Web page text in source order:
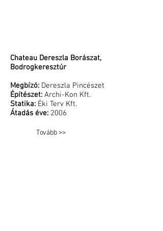
Chateau Dereszla Borászat,
Bodrogkeresztúr
Megbízó: Dereszla Pincészet
Építészet: Archi-Kon Kft.
Statika: Éki Terv Kft.
Átadás éve: 2006
Tovább >>